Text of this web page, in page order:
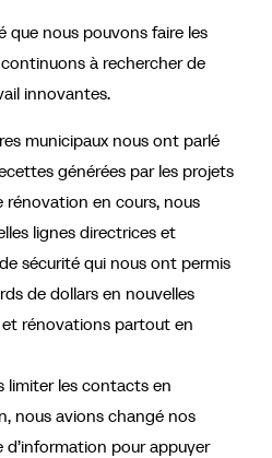
que nous pouvons faire les
à rechercher de
innovantes.
municipaux nous ont parlé
générées par les projets
en cours, nous
lignes directrices et
sécurité qui nous ont permis
de dollars en nouvelles
rénovations partout en
limiter les contacts en
nous avions changé nos
pour appuyer